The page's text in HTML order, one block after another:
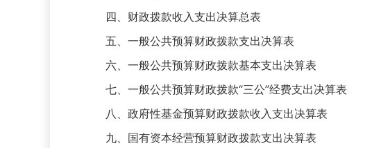
四、财政拨款收入支出决算总表
五、一般公共预算财政拨款支出决算表
六、一般公共预算财政拨款基本支出决算表
七、一般公共预算财政拨款“三公”经费支出决算表
八、政府性基金预算财政拨款收入支出决算表
九、国有资本经营预算财政拨款支出决算表